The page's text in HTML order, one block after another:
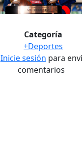
Categoría
+Deportes
Inicie sesión para
comentarios